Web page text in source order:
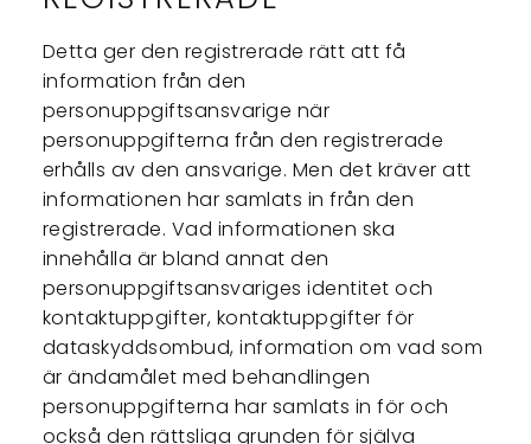
Detta ger den registrerade rätt att få
information från den
personuppgiftsansvarige när
personuppgifterna från den registrerade
erhålls av den ansvarige. Men det kräver att
informationen har samlats in från den
registrerade. Vad informationen ska
innehålla är bland annat den
personuppgiftsansvariges identitet och
kontaktuppgifter, kontaktuppgifter för
dataskyddsombud, information om vad som
är ändamålet med behandlingen
personuppgifterna har samlats in för och
också den rättsliga grunden för själva